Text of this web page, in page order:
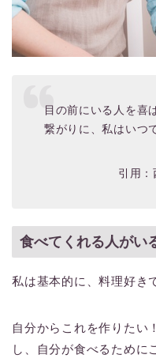
目の前にいる人を喜
繋がりに、私はいつ
引用
食べてくれる人がい
私は基本的に、料理好き
自分からこれを作りたい
し、自分が食べるために